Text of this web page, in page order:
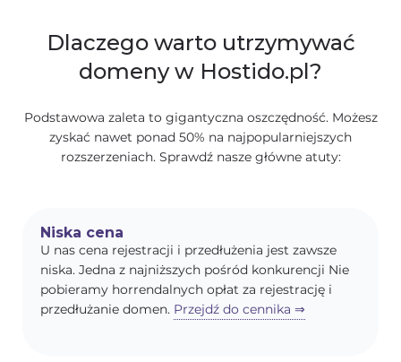
Dlaczego warto utrzymywać
domeny w Hostido.pl?
Podstawowa zaleta to gigantyczna oszczędność. Możesz
zyskać nawet ponad 50% na najpopularniejszych
rozszerzeniach. Sprawdź nasze główne atuty:
Niska cena
U nas cena rejestracji i przedłużenia jest zawsze
niska. Jedna z najniższych pośród konkurencji Nie
pobieramy horrendalnych opłat za rejestrację i
przedłużanie domen. Przejdź do cennika ⇒